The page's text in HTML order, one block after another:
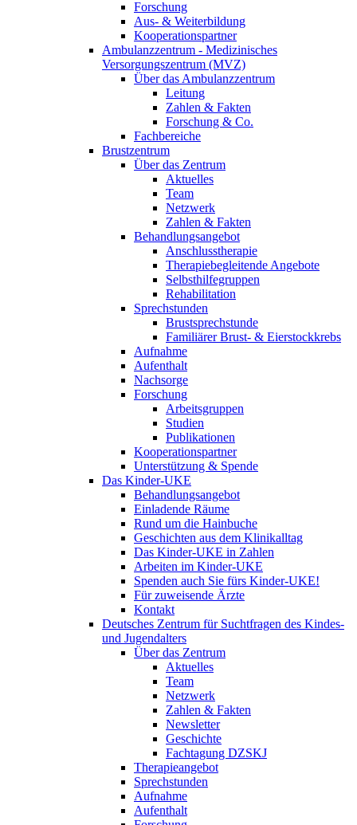
Forschung
Aus- & Weiterbildung
Kooperationspartner
Ambulanzzentrum - Medizinisches
Versorgungszentrum (MVZ)
Über das Ambulanzzentrum
Leitung
Zahlen & Fakten
Forschung & Co.
Fachbereiche
Brustzentrum
Über das Zentrum
Aktuelles
Team
Netzwerk
Zahlen & Fakten
Behandlungsangebot
Anschlusstherapie
Therapiebegleitende Angebote
Selbsthilfegruppen
Rehabilitation
Sprechstunden
Brustsprechstunde
Familiärer Brust- & Eierstockkrebs
Aufnahme
Aufenthalt
Nachsorge
Forschung
Arbeitsgruppen
Studien
Publikationen
Kooperationspartner
Unterstützung & Spende
Das Kinder-UKE
Behandlungsangebot
Einladende Räume
Rund um die Hainbuche
Geschichten aus dem Klinikalltag
Das Kinder-UKE in Zahlen
Arbeiten im Kinder-UKE
Spenden auch Sie fürs Kinder-UKE!
Für zuweisende Ärzte
Kontakt
Deutsches Zentrum für Suchtfragen des Kindes-
und Jugendalters
Über das Zentrum
Aktuelles
Team
Netzwerk
Zahlen & Fakten
Newsletter
Geschichte
Fachtagung DZSKJ
Therapieangebot
Sprechstunden
Aufnahme
Aufenthalt